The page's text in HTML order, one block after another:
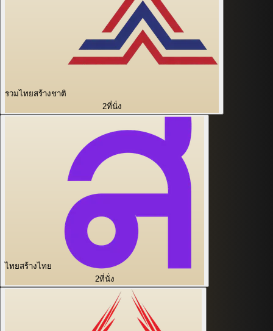
รวมไทยสร้างชาติ
2ที่นั่ง
ไทยสร้างไทย
2ที่นั่ง